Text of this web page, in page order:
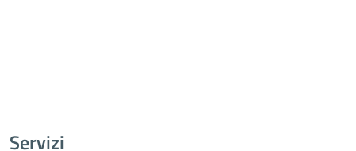
Servizi